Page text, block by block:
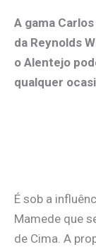
A gama
da Reynolds
o Alentejo
qualquer
É sob a
Mamede que
de Cima. A